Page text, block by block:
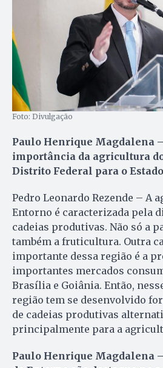
Foto: Divulgação
Paulo Henrique Magdalena
importância da agricultura
Distrito Federal para o
Pedro Leonardo Rezende – A
Entorno é caracterizada pela
cadeias produtivas. Não só a
também a fruticultura. Outra
importante dessa região é a
importantes mercados
Brasília e Goiânia. Então,
região tem se desenvolvido
de cadeias produtivas
principalmente para a
Paulo Henrique Magdalena